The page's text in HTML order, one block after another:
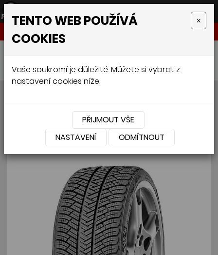
MICHELIN PILOT ALPIN PA4 N0 285/35 R20 104V
N0 285/35 R20 104V
TENTO WEB POUŽÍVÁ
COOKIES
×
Vaše soukromí je důležité. Můžete si vybrat z
nastavení cookies níže.
PŘIJMOUT VŠE
NASTAVENÍ
ODMÍTNOUT